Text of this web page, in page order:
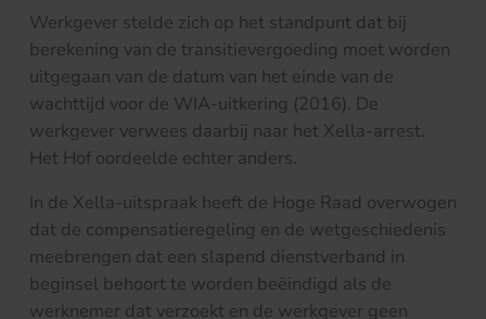
Werkgever stelde zich op het standpunt dat bij
berekening van de transitievergoeding moet worden
uitgegaan van de datum van het einde van de
wachttijd voor de WIA-uitkering (2016). De
werkgever verwees daarbij naar het Xella-arrest.
Het Hof oordeelde echter anders.
In de Xella-uitspraak heeft de Hoge Raad overwogen
dat de compensatieregeling en de wetgeschiedenis
meebrengen dat een slapend dienstverband in
beginsel behoort te worden beëindigd als de
werknemer dat verzoekt en de werkgever geen